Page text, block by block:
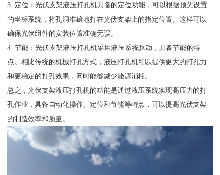
3. 定位：光伏支架液压打孔机具备的定位功能，可以根据预先设置
的坐标系统，将孔洞准确地打在光伏支架上的指定位置。这样可以
确保光伏组件的安装位置准确无误。
4. 节能：光伏支架液压打孔机采用液压系统驱动，具备节能的特
点。相比传统的机械打孔方式，液压打孔机可以提供更大的打孔力
和更稳定的打孔效果，同时能够减少能源消耗。
总之，光伏支架液压打孔机的功能是通过液压系统实现高压力的打
孔作业，具备自动化操作、定位和节能等特点，可以提高光伏支架
的制造效率和质量。